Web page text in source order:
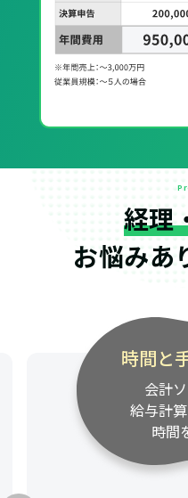
経理
お悩みあ
専
資料
遅く
付